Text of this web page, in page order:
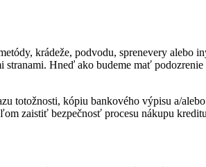
krádeže, podvodu, sprenevery
Hneď ako budeme mať
totožnosti, kópiu bankového výpisu a/
zaistiť bezpečnosť procesu nákupu